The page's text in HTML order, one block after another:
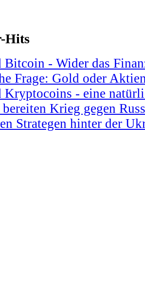
Hits
Bitcoin - Wider das
Frage: Gold oder
Kryptocoins - eine
Krieg gegen
Strategen hinter der